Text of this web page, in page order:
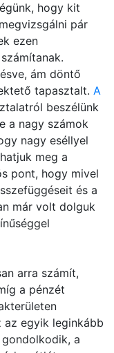
hogy kit
pár
ezen
ám döntő
tapasztalt. A
beszélünk
a nagy számok
nagy eséllyel
meg a
pont, hogy mivel
és a
már volt dolguk
arra számít,
a pénzét
az egyik leginkább
a